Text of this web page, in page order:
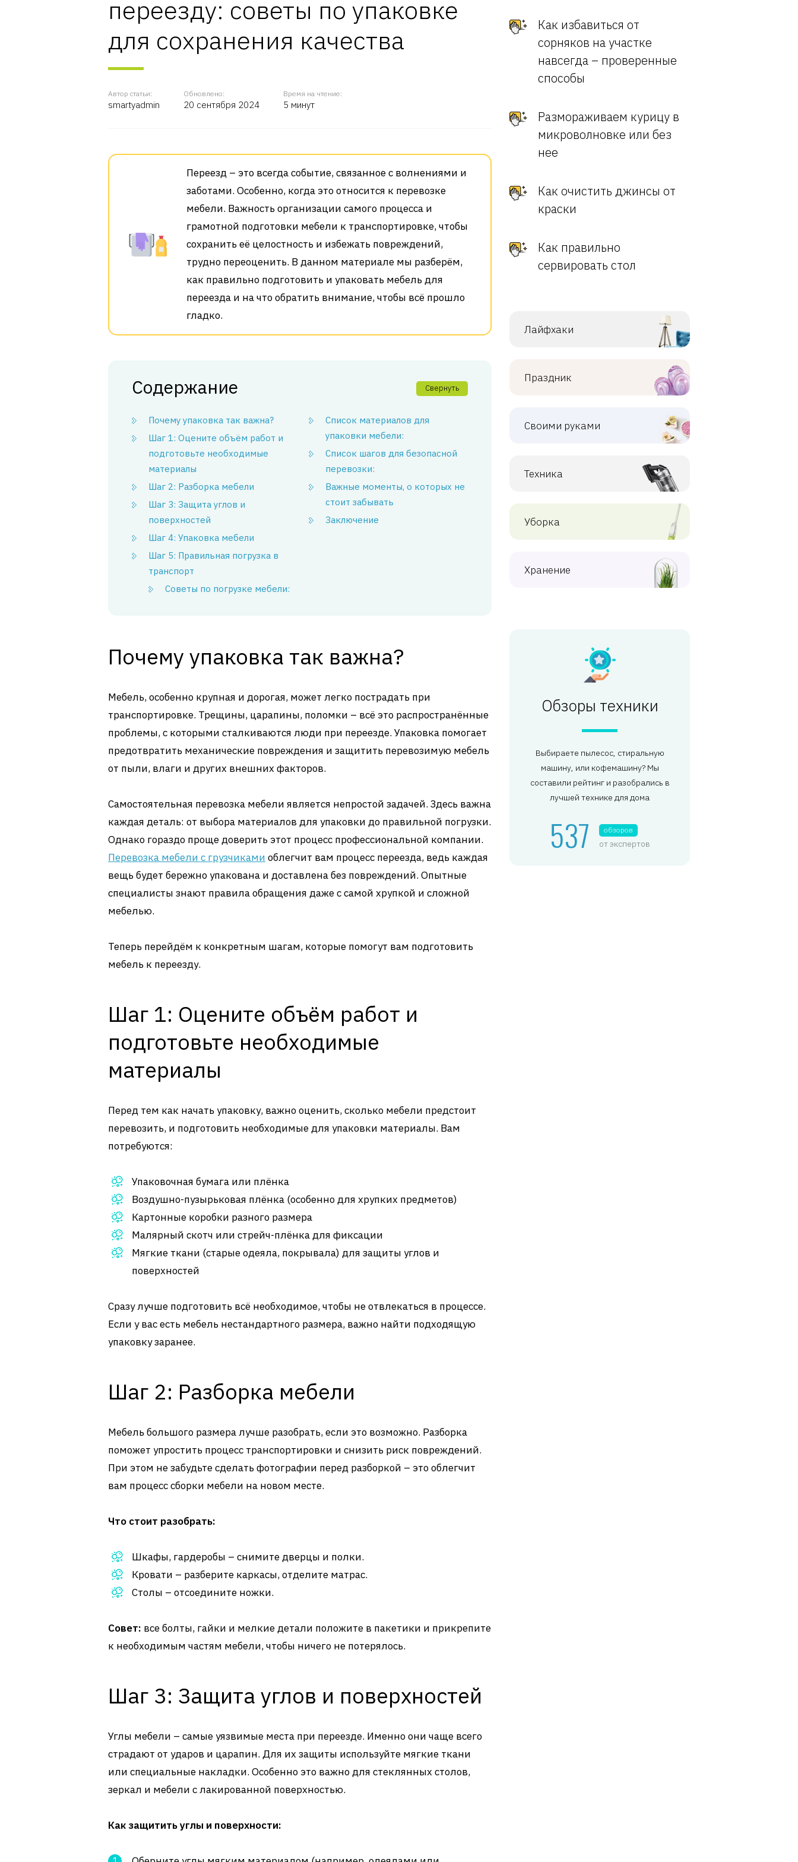
переезду: советы по упаковке
для сохранения качества
Автор статьи:
smartyadmin
Обновлено:
20 сентября 2024
Время на чтение:
5 минут
Переезд – это всегда событие, связанное с волнениями и
заботами. Особенно, когда это относится к перевозке
мебели. Важность организации самого процесса и
грамотной подготовки мебели к транспортировке, чтобы
сохранить её целостность и избежать повреждений,
трудно переоценить. В данном материале мы разберём,
как правильно подготовить и упаковать мебель для
переезда и на что обратить внимание, чтобы всё прошло
гладко.
Содержание Свернуть
Почему упаковка так важна?
Шаг 1: Оцените объём работ и
подготовьте необходимые
материалы
Шаг 2: Разборка мебели
Шаг 3: Защита углов и
поверхностей
Шаг 4: Упаковка мебели
Шаг 5: Правильная погрузка в
транспорт
Советы по погрузке мебели:
Список материалов для
упаковки мебели:
Список шагов для безопасной
перевозки:
Важные моменты, о которых не
стоит забывать
Заключение
Почему упаковка так важна?
Мебель, особенно крупная и дорогая, может легко пострадать при
транспортировке. Трещины, царапины, поломки – всё это распространённые
проблемы, с которыми сталкиваются люди при переезде. Упаковка помогает
предотвратить механические повреждения и защитить перевозимую мебель
от пыли, влаги и других внешних факторов.
Самостоятельная перевозка мебели является непростой задачей. Здесь важна
каждая деталь: от выбора материалов для упаковки до правильной погрузки.
Однако гораздо проще доверить этот процесс профессиональной компании.
Перевозка мебели с грузчиками облегчит вам процесс переезда, ведь каждая
вещь будет бережно упакована и доставлена без повреждений. Опытные
специалисты знают правила обращения даже с самой хрупкой и сложной
мебелью.
Теперь перейдём к конкретным шагам, которые помогут вам подготовить
мебель к переезду.
Шаг 1: Оцените объём работ и
подготовьте необходимые
материалы
Перед тем как начать упаковку, важно оценить, сколько мебели предстоит
перевозить, и подготовить необходимые для упаковки материалы. Вам
потребуются:
Упаковочная бумага или плёнка
Воздушно-пузырьковая плёнка (особенно для хрупких предметов)
Картонные коробки разного размера
Малярный скотч или стрейч-плёнка для фиксации
Мягкие ткани (старые одеяла, покрывала) для защиты углов и
поверхностей
Сразу лучше подготовить всё необходимое, чтобы не отвлекаться в процессе.
Если у вас есть мебель нестандартного размера, важно найти подходящую
упаковку заранее.
Шаг 2: Разборка мебели
Мебель большого размера лучше разобрать, если это возможно. Разборка
поможет упростить процесс транспортировки и снизить риск повреждений.
При этом не забудьте сделать фотографии перед разборкой – это облегчит
вам процесс сборки мебели на новом месте.
Что стоит разобрать:
Шкафы, гардеробы – снимите дверцы и полки.
Кровати – разберите каркасы, отделите матрас.
Столы – отсоедините ножки.
Совет: все болты, гайки и мелкие детали положите в пакетики и прикрепите
к необходимым частям мебели, чтобы ничего не потерялось.
Шаг 3: Защита углов и поверхностей
Углы мебели – самые уязвимые места при переезде. Именно они чаще всего
страдают от ударов и царапин. Для их защиты используйте мягкие ткани
или специальные накладки. Особенно это важно для стеклянных столов,
зеркал и мебели с лакированной поверхностью.
Как защитить углы и поверхности:
Как избавиться от
сорняков на участке
навсегда – проверенные
способы
Размораживаем курицу в
микроволновке или без
нее
Как очистить джинсы от
краски
Как правильно
сервировать стол
Лайфхаки
Праздник
Своими руками
Техника
Уборка
Хранение
Обзоры техники
Выбираете пылесос, стиральную
машину, или кофемашину? Мы
составили рейтинг и разобрались в
лучшей технике для дома
537 обзоров
от экспертов